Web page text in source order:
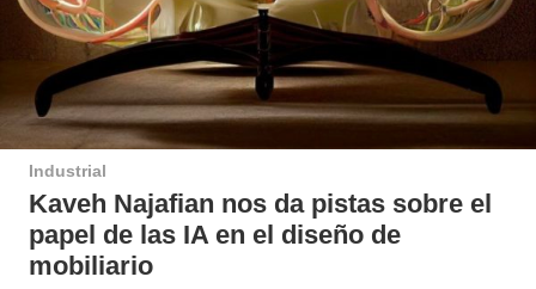
Industrial
Kaveh Najafian nos da pistas sobre el
papel de las IA en el diseño de
mobiliario